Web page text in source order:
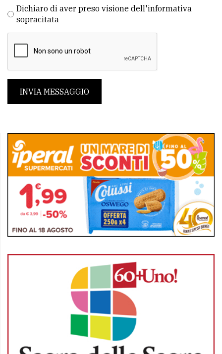
Dichiaro di aver preso visione dell'informativa
sopracitata
INVIA MESSAGGIO